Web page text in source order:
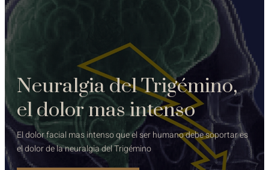
Neuralgia del Trigémino,
el dolor mas intenso
El dolor facial mas intenso que el ser humano debe soportar es
el dolor de la neuralgia del Trigémino